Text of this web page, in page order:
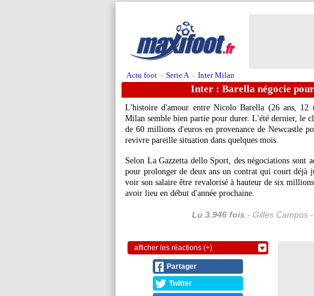
Actu foot > Serie A > Inter Milan
Inter : Barella négocie
L'histoire d'amour entre NicoloBarella (26 ans, 12
Milan semble bien partie pour durer. L'été dernier, le
de 60 millions d'euros en provenance de Newcastle
revivre pareille situation dans quelques mois.
Selon La Gazzetta dello Sport, des négociations sont
pour prolonger de deux ans un contrat qui court déjà
voir son salaire être revalorisé à hauteur de six
avoir lieu en début d'année prochaine.
Lu 3.946 fois - Gilles Campos
afficher les réactions (+)
Partager
Twitter